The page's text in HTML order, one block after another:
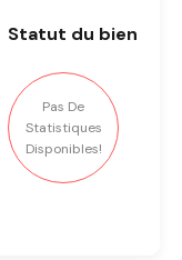
Statut du bien
Pas De
Statistiques
Disponibles!